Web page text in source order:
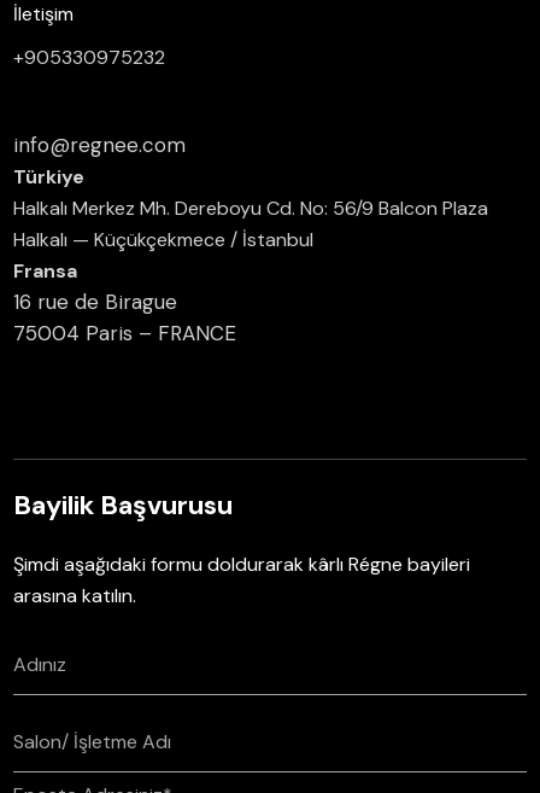
İletişim
+905330975232
info@regnee.com
Türkiye
Halkalı Merkez Mh. Dereboyu Cd. No: 56/9 Balcon Plaza
Halkalı — Küçükçekmece / İstanbul
Fransa
16 rue de Birague
75004 Paris – FRANCE
Bayilik Başvurusu
Şimdi aşağıdaki formu doldurarak kârlı Régne bayileri
arasına katılın.